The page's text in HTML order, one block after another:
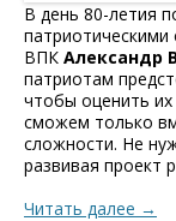
В день 80-летия
патриотическими
ВПК Александр
патриотам
чтобы оценить
сможем только
сложности. Не
развивая проект
Читать далее →